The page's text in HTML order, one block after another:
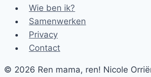
Wie ben ik?
Samenwerken
Privacy
Contact
© 2026 Ren mama, ren! Nicole